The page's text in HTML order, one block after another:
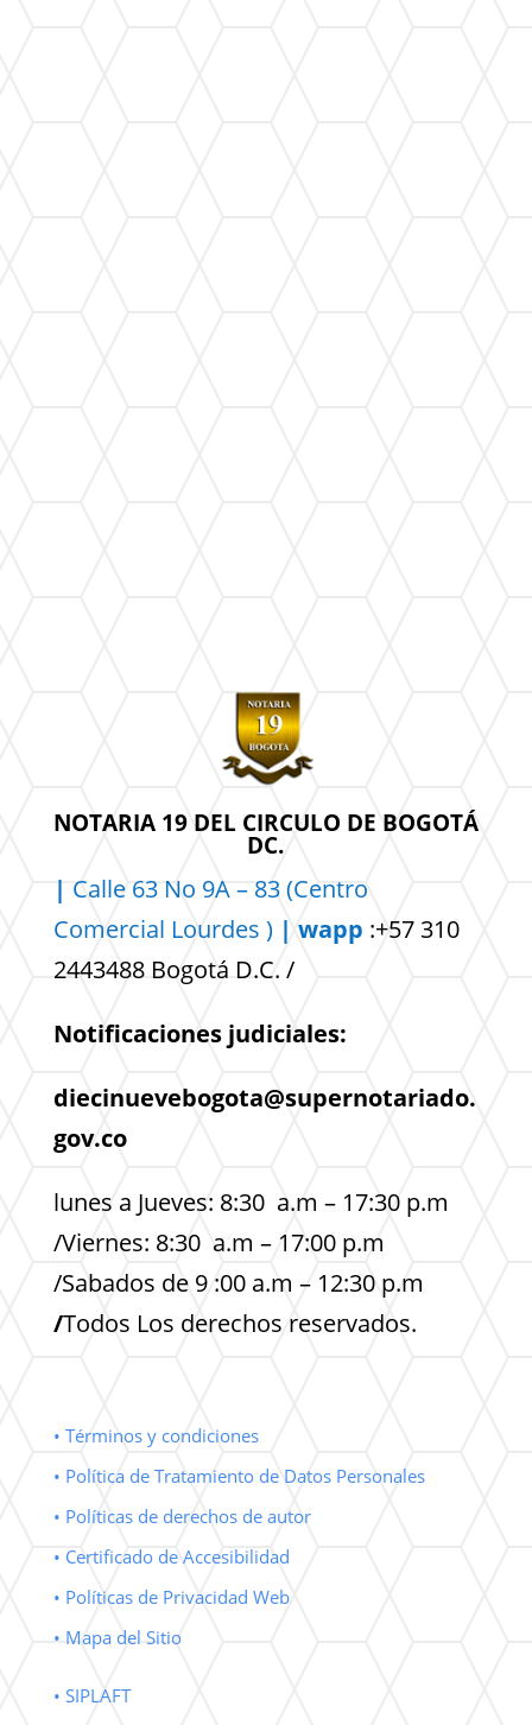
NOTARIA 19 DEL CIRCULO DE BOGOTÁ
DC.
| Calle 63 No 9A – 83 (Centro
Comercial Lourdes ) | wapp :+57 310
2443488 Bogotá D.C. /
Notificaciones judiciales:
diecinuevebogota@supernotariado.
gov.co
lunes a Jueves: 8:30 a.m – 17:30 p.m
/Viernes: 8:30 a.m – 17:00 p.m
/Sabados de 9 :00 a.m – 12:30 p.m
/Todos Los derechos reservados.
• Términos y condiciones
• Política de Tratamiento de Datos Personales
• Políticas de derechos de autor
• Certificado de Accesibilidad
• Políticas de Privacidad Web
• Mapa del Sitio
• SIPLAFT